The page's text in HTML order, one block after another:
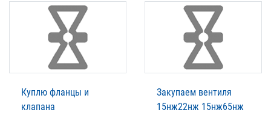
Куплю фланцы и
клапана
Закупаем вентиля
15нж22нж 15нж65нж